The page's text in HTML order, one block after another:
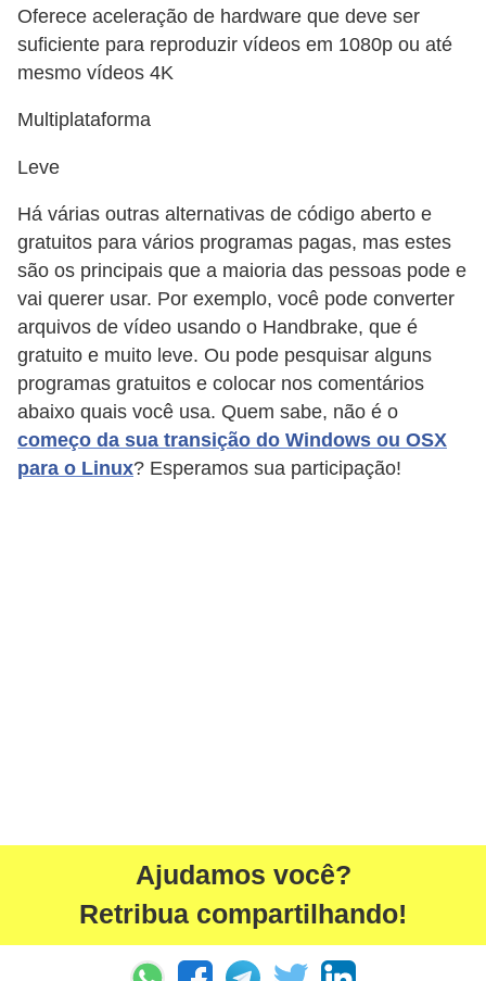
Oferece aceleração de hardware que deve ser
suficiente para reproduzir vídeos em 1080p ou até
mesmo vídeos 4K
Multiplataforma
Leve
Há várias outras alternativas de código aberto e
gratuitos para vários programas pagas, mas estes
são os principais que a maioria das pessoas pode e
vai querer usar. Por exemplo, você pode converter
arquivos de vídeo usando o Handbrake, que é
gratuito e muito leve. Ou pode pesquisar alguns
programas gratuitos e colocar nos comentários
abaixo quais você usa. Quem sabe, não é o
começo da sua transição do Windows ou OSX
para o Linux? Esperamos sua participação!
Ajudamos você?
Retribua compartilhando!